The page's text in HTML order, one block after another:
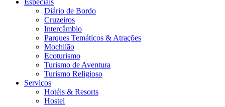
Especiais
Diário de Bordo
Cruzeiros
Intercâmbio
Parques Temáticos & Atrações
Mochilão
Ecoturismo
Turismo de Aventura
Turismo Religioso
Serviços
Hotéis & Resorts
Hostel